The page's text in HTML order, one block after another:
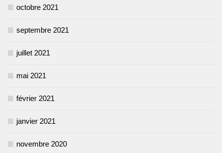
octobre 2021
septembre 2021
juillet 2021
mai 2021
février 2021
janvier 2021
novembre 2020